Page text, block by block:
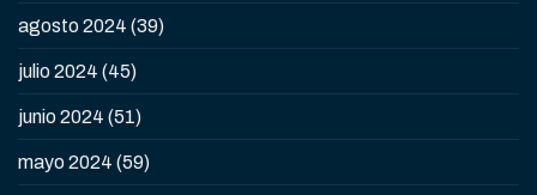
agosto 2024 (39)
julio 2024 (45)
junio 2024 (51)
mayo 2024 (59)